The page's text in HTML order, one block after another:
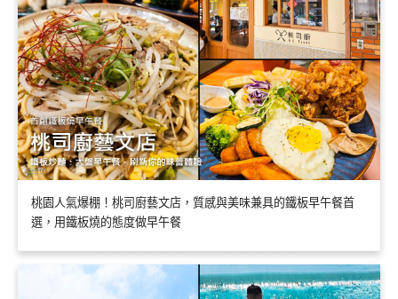
桃園人氣爆棚！桃司廚藝文店，質感與美味兼具的鐵板早午餐首
選，用鐵板燒的態度做早午餐